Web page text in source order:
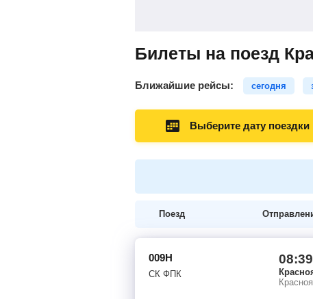
Билеты на поезд
Ближайшие рейсы: сегодня
Выберите дату поездки
Поезд
009Н
СК ФПК
08:39